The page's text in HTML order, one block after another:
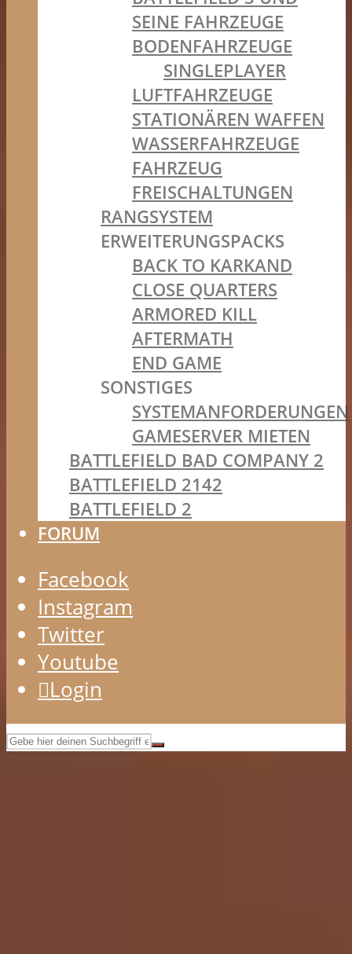
SEINE FAHRZEUGE
BODENFAHRZEUGE
SINGLEPLAYER
LUFTFAHRZEUGE
STATIONÄREN WAFFEN
WASSERFAHRZEUGE
FAHRZEUG
FREISCHALTUNGEN
RANGSYSTEM
ERWEITERUNGSPACKS
BACK TO KARKAND
CLOSE QUARTERS
ARMORED KILL
AFTERMATH
END GAME
SONSTIGES
SYSTEMANFORDERUNGEN
GAMESERVER MIETEN
BATTLEFIELD BAD COMPANY 2
BATTLEFIELD 2142
BATTLEFIELD 2
FORUM
Facebook
Instagram
Twitter
Youtube
Login